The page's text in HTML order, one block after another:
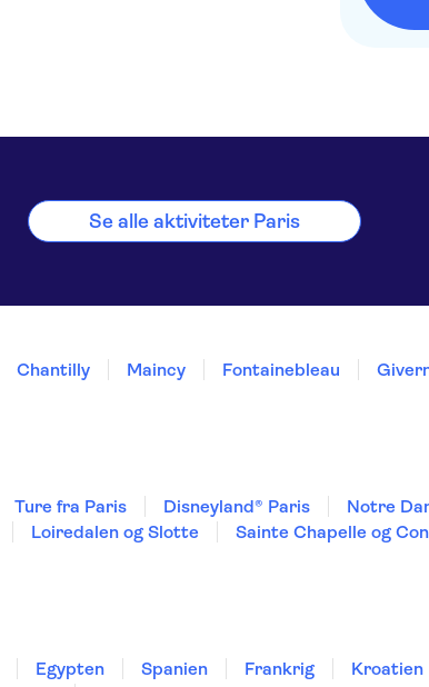
Se alle aktiviteter Paris
Chantilly Maincy Fontainebleau
Ture fra Paris Disneyland® Paris
Notre
Loiredalen og Slotte Sainte Chapelle og
Egypten Spanien Frankrig Kroatien